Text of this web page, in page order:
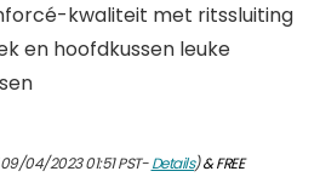
kwaliteit met ritssluiting
en hoofdkussen leuke
04/2023 01:51 PST-Details)&FREE